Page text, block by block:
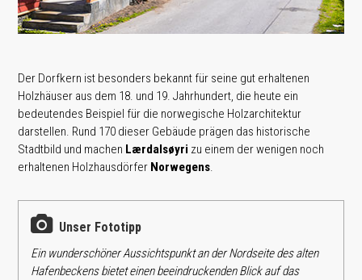
Der Dorfkern ist besonders bekannt für seine gut erhaltenen
Holzhäuser aus dem 18. und 19. Jahrhundert, die heute ein
bedeutendes Beispiel für die norwegische Holzarchitektur
darstellen. Rund 170 dieser Gebäude prägen das historische
Stadtbild und machen Lærdalsøyri zu einem der wenigen noch
erhaltenen Holzhausdörfer Norwegens.
Unser Fototipp
Ein wunderschöner Aussichtspunkt an der Nordseite des alten
Hafenbeckens bietet einen beeindruckenden Blick auf das